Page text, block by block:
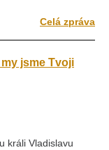
Celá zpráva
jsme Tvoji
králi Vladislavu